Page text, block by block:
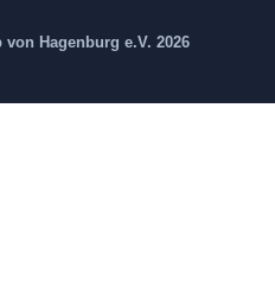
Hagenburg e.V. 2026